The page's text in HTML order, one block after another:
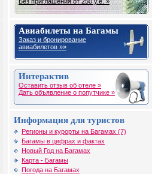
Авиабилеты на Багамы
Заказ и бронирование
авиабилетов »»
Интерактив
Оставить отзыв об отеле »
Дать объявление о попутчике »
Информация для туристов
Регионы и курорты на Багамах (7)
Багамы в цифрах и фактах
Новый Год на Багамах
Карта - Багамы
Погода на Багамах